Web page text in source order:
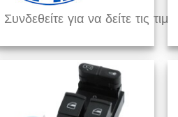
Συνδεθείτε για να δείτε τις τιμές